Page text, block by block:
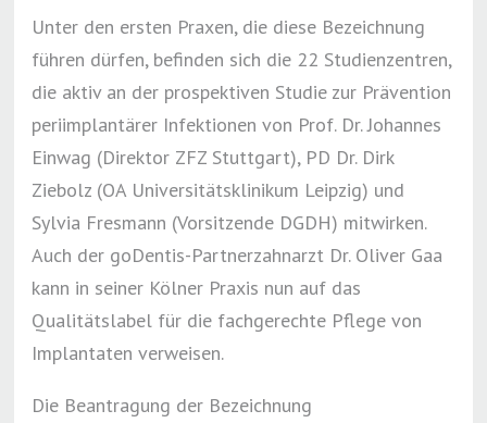
Unter den ersten Praxen, die diese Bezeichnung
führen dürfen, befinden sich die 22 Studienzentren,
die aktiv an der prospektiven Studie zur Prävention
periimplantärer Infektionen von Prof. Dr. Johannes
Einwag (Direktor ZFZ Stuttgart), PD Dr. Dirk
Ziebolz (OA Universitätsklinikum Leipzig) und
Sylvia Fresmann (Vorsitzende DGDH) mitwirken.
Auch der goDentis-Partnerzahnarzt Dr. Oliver Gaa
kann in seiner Kölner Praxis nun auf das
Qualitätslabel für die fachgerechte Pflege von
Implantaten verweisen.
Die Beantragung der Bezeichnung